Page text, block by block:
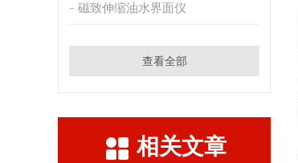
磁致伸缩油水界面仪
查看全部
相关文章